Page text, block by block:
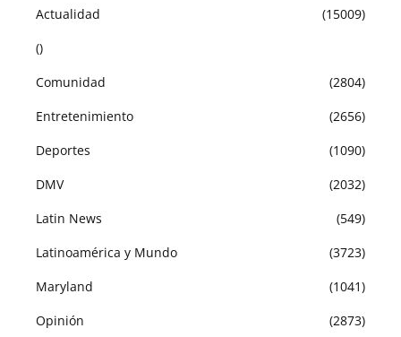
Actualidad
(15009)
()
Comunidad
(2804)
Entretenimiento
(2656)
Deportes
(1090)
DMV
(2032)
Latin News
(549)
Latinoamérica y Mundo
(3723)
Maryland
(1041)
Opinión
(2873)